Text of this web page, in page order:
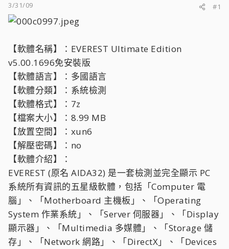
3/31/09
#1
【軟體名稱】：EVEREST Ultimate Edition
v5.00.1696免安裝版
【軟體語言】：多國語言
【軟體分類】：系統檢測
【軟體格式】：7z
【檔案大小】：8.99 MB
【放置空間】：xun6
【解壓密碼】：no
【軟體介紹】：
EVEREST (原名 AIDA32) 是一套檢測並完全顯示 PC
系統所有資訊的五星級軟體，包括「Computer 電
腦」、「Motherboard 主機板」、「Operating
System 作業系統」、「Server 伺服器」、「Display
顯示器」、「Multimedia 多媒體」、「Storage 儲
存」、「Network 網路」、「DirectX」、「Devices